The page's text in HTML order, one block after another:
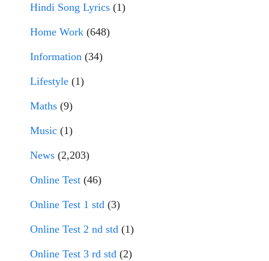
Hindi Song Lyrics (1)
Home Work (648)
Information (34)
Lifestyle (1)
Maths (9)
Music (1)
News (2,203)
Online Test (46)
Online Test 1 std (3)
Online Test 2 nd std (1)
Online Test 3 rd std (2)